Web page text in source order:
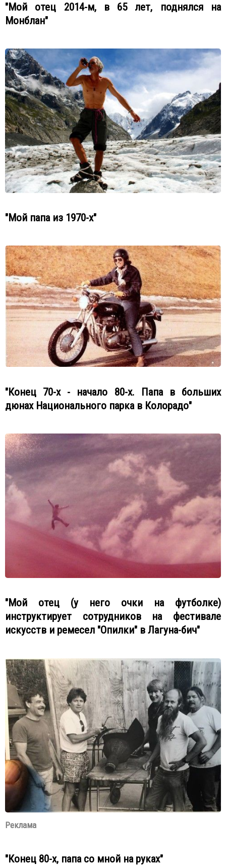
"Мой отец 2014-м, в 65 лет, поднялся на
Монблан"
"Мой папа из 1970-х"
"Конец 70-х - начало 80-х. Папа в больших
дюнах Национального парка в Колорадо"
"Мой отец (у него очки на футболке)
инструктирует сотрудников на фестивале
искусств и ремесел "Опилки" в Лагуна-бич"
Реклама
"Конец 80-х, папа со мной на руках"